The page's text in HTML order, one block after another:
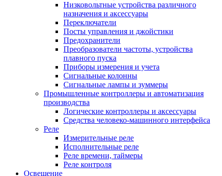
Низковольтные устройства различного
назначения и аксессуары
Переключатели
Посты управления и джойстики
Предохранители
Преобразователи частоты, устройства
плавного пуска
Приборы измерения и учета
Сигнальные колонны
Сигнальные лампы и зуммеры
Промышленные контроллеры и автоматизация
производства
Логические контроллеры и аксессуары
Средства человеко-машинного интерфейса
Реле
Измерительные реле
Исполнительные реле
Реле времени, таймеры
Реле контроля
Освещение